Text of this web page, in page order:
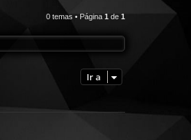
0 temas • Página 1 de 1
Ir a